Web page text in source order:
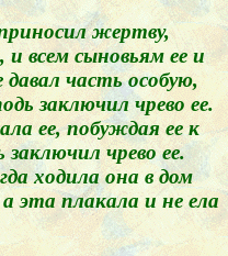
жертву,
всем сыновьям ее и
часть особую,
заключил чрево ее.
ее, побуждая ее к
чрево ее.
ходила она в дом
эта плакала и не ела